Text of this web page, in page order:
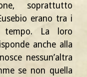
soprattutto
erano tra i
La loro
anche alla
nessun’altra
se non quella